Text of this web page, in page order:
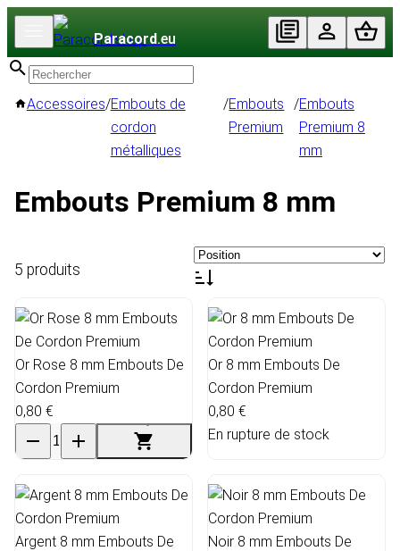
Paracord.eu
Accessoires/Embouts de
cordon
métalliques
/Embouts
Premium
/Embouts
Premium 8
mm
Embouts Premium 8 mm
5 produits
Or Rose 8 mm Embouts De
Cordon Premium
0,80 €
Or 8 mm Embouts De
Cordon Premium
0,80 €
En rupture de stock
Argent 8 mm Embouts De
Noir 8 mm Embouts De